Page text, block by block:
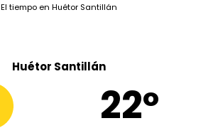
El tiempo en Huétor Santillán
Huétor Santillán
22º